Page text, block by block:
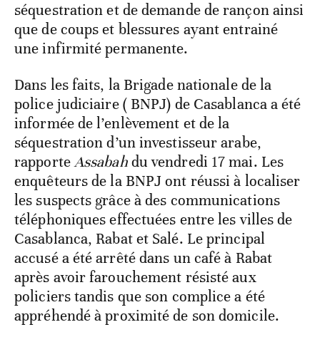
séquestration et de demande de rançon ainsi
que de coups et blessures ayant entrainé
une infirmité permanente.
Dans les faits, la Brigade nationale de la
police judiciaire ( BNPJ) de Casablanca a été
informée de l’enlèvement et de la
séquestration d’un investisseur arabe,
rapporteAssabahdu vendredi 17 mai. Les
enquêteurs de la BNPJ ont réussi à localiser
les suspects grâce à des communications
téléphoniques effectuées entre les villes de
Casablanca, Rabat et Salé. Le principal
accusé a été arrêté dans un café à Rabat
après avoir farouchement résisté aux
policiers tandis que son complice a été
appréhendé à proximité de son domicile.